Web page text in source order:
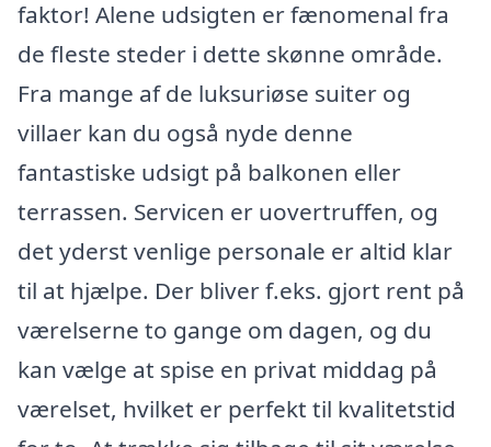
faktor! Alene udsigten er fænomenal fra
de fleste steder i dette skønne område.
Fra mange af de luksuriøse suiter og
villaer kan du også nyde denne
fantastiske udsigt på balkonen eller
terrassen. Servicen er uovertruffen, og
det yderst venlige personale er altid klar
til at hjælpe. Der bliver f.eks. gjort rent på
værelserne to gange om dagen, og du
kan vælge at spise en privat middag på
værelset, hvilket er perfekt til kvalitetstid